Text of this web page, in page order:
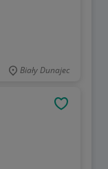
Biały Dunajec